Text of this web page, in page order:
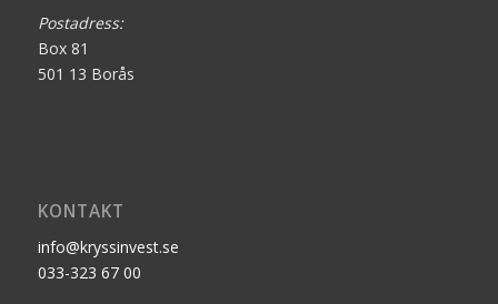
Postadress:
Box 81
501 13 Borås
KONTAKT
info@kryssinvest.se
033-323 67 00